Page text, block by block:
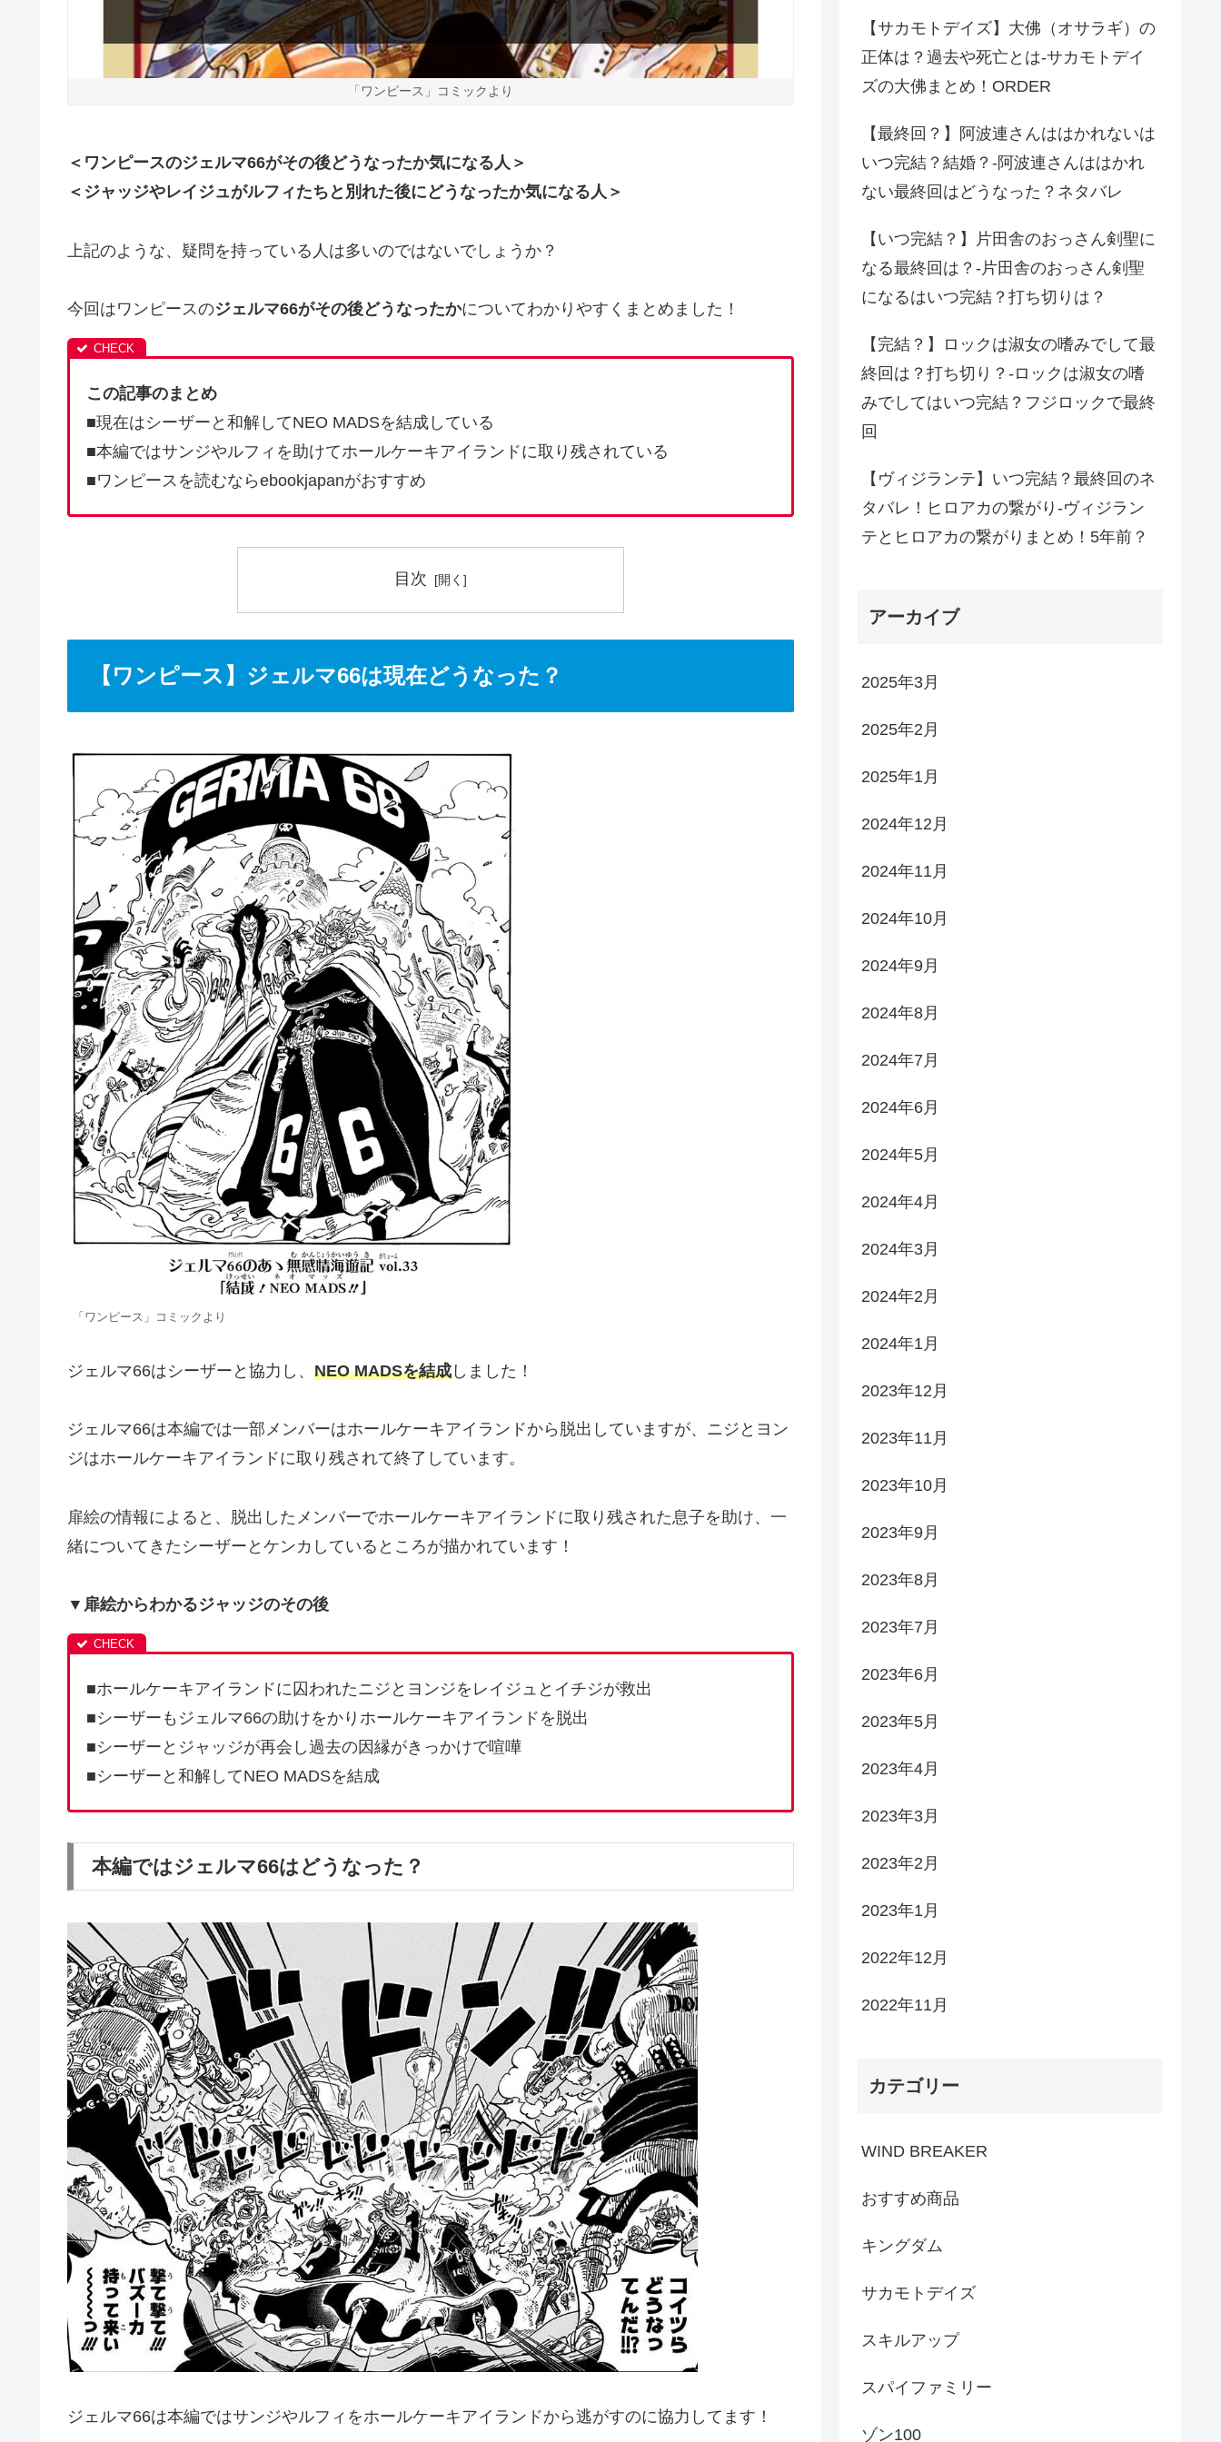
「ワンピース」コミックより
＜ワンピースのジェルマ66がその後どうなったか気になる人＞
＜ジャッジやレイジュがルフィたちと別れた後にどうなったか気になる人＞
上記のような、疑問を持っている人は多いのではないでしょうか？
今回はワンピースのジェルマ66がその後どうなったかについてわかりやすくまとめました！
この記事のまとめ
■現在はシーザーと和解してNEO MADSを結成している
■本編ではサンジやルフィを助けてホールケーキアイランドに取り残されている
■ワンピースを読むならebookjapanがおすすめ
目次
【ワンピース】ジェルマ66は現在どうなった？
「ワンピース」コミックより
ジェルマ66はシーザーと協力し、 NEO MADSを結成 しました！
ジェルマ66は本編では一部メンバーはホールケーキアイランドから脱出していますが、ニジとヨン
ジはホールケーキアイランドに取り残されて終了しています。
扉絵の情報によると、脱出したメンバーでホールケーキアイランドに取り残された息子を助け、一
緒についてきたシーザーとケンカしているところが描かれています！
▼扉絵からわかるジャッジのその後
■ホールケーキアイランドに囚われたニジとヨンジをレイジュとイチジが救出
■シーザーもジェルマ66の助けをかりホールケーキアイランドを脱出
■シーザーとジャッジが再会し過去の因縁がきっかけで喧嘩
■シーザーと和解してNEO MADSを結成
本編ではジェルマ66はどうなった？
ジェルマ66は本編ではサンジやルフィをホールケーキアイランドから逃がすのに協力してます！
【サカモトデイズ】大佛（オサラギ）の
正体は？過去や死亡とは-サカモトデイ
ズの大佛まとめ！ORDER
【最終回？】阿波連さんははかれないは
いつ完結？結婚？-阿波連さんははかれ
ない最終回はどうなった？ネタバレ
【いつ完結？】片田舎のおっさん剣聖に
なる最終回は？-片田舎のおっさん剣聖
になるはいつ完結？打ち切りは？
【完結？】ロックは淑女の嗜みでして最
終回は？打ち切り？-ロックは淑女の嗜
みでしてはいつ完結？フジロックで最終
回
【ヴィジランテ】いつ完結？最終回のネ
タバレ！ヒロアカの繋がり-ヴィジラン
テとヒロアカの繋がりまとめ！5年前？
アーカイブ
2025年3月
2025年2月
2025年1月
2024年12月
2024年11月
2024年10月
2024年9月
2024年8月
2024年7月
2024年6月
2024年5月
2024年4月
2024年3月
2024年2月
2024年1月
2023年12月
2023年11月
2023年10月
2023年9月
2023年8月
2023年7月
2023年6月
2023年5月
2023年4月
2023年3月
2023年2月
2023年1月
2022年12月
2022年11月
カテゴリー
WIND BREAKER
おすすめ商品
キングダム
サカモトデイズ
スキルアップ
スパイファミリー
ゾン100